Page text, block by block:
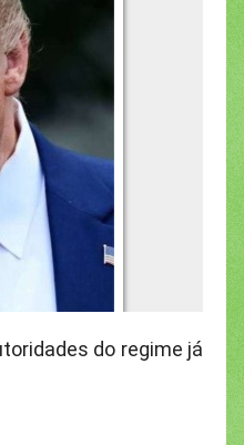
do regime já